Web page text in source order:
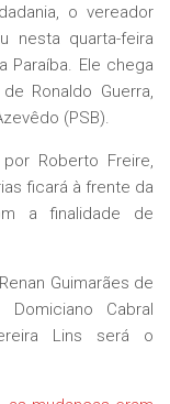
o vereador
nesta quarta-feira
Paraíba. Ele chega
Ronaldo Guerra,
(PSB).
Roberto Freire,
ficará à frente da
a finalidade de
Guimarães de
Cabral
Lins será o